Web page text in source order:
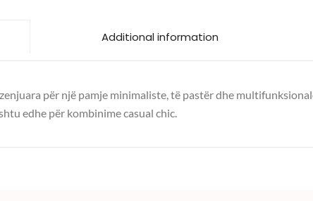
Additional information
për një pamje minimaliste, të pastër dhe
edhe për kombinime casual chic.